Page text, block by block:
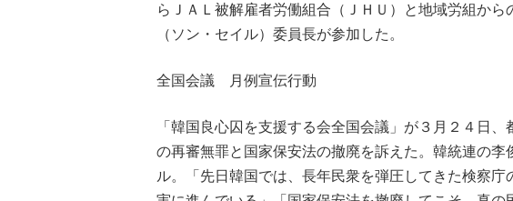
らＪＡＬ被解雇者労働組合（ＪＨＵ）と地域労組か
（ソン・セイル）委員長が参加した。
全国会議 月例宣伝行動
「韓国良心囚を支援する会全国会議」が３月２４日
の再審無罪と国家保安法の撤廃を訴えた。韓統連の
ル。「先日韓国では、長年民衆を弾圧してきた検察